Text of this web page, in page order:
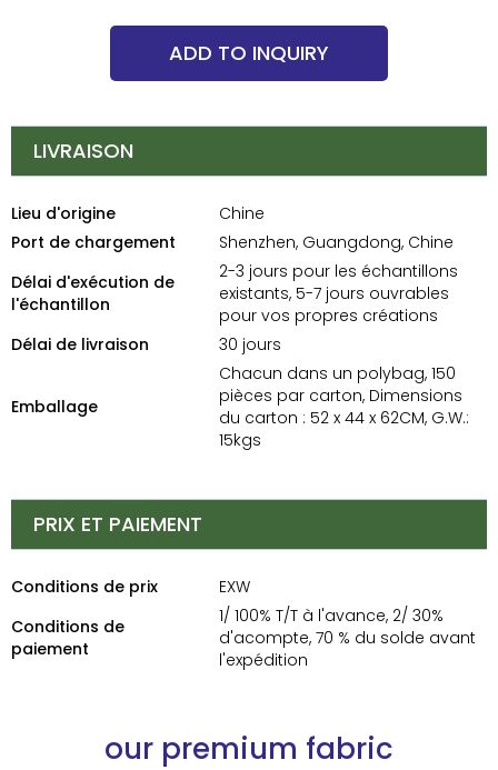
ADD TO INQUIRY
LIVRAISON
Lieu d'origine
Chine
Port de chargement
Shenzhen, Guangdong, Chine
Délai d'exécution de
l'échantillon
2-3 jours pour les échantillons
existants, 5-7 jours ouvrables
pour vos propres créations
Délai de livraison
30 jours
Emballage
Chacun dans un polybag, 150
pièces par carton, Dimensions
du carton : 52 x 44 x 62CM, G.W.:
15kgs
PRIX ET PAIEMENT
Conditions de prix
EXW
Conditions de
paiement
1/ 100% T/T à l'avance, 2/ 30%
d'acompte, 70 % du solde avant
l'expédition
our premium fabric